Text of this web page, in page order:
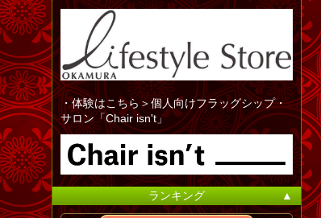
・体験はこちら＞個人向けフラッグシップ・
サロン「Chair isn't」
ランキング ▲